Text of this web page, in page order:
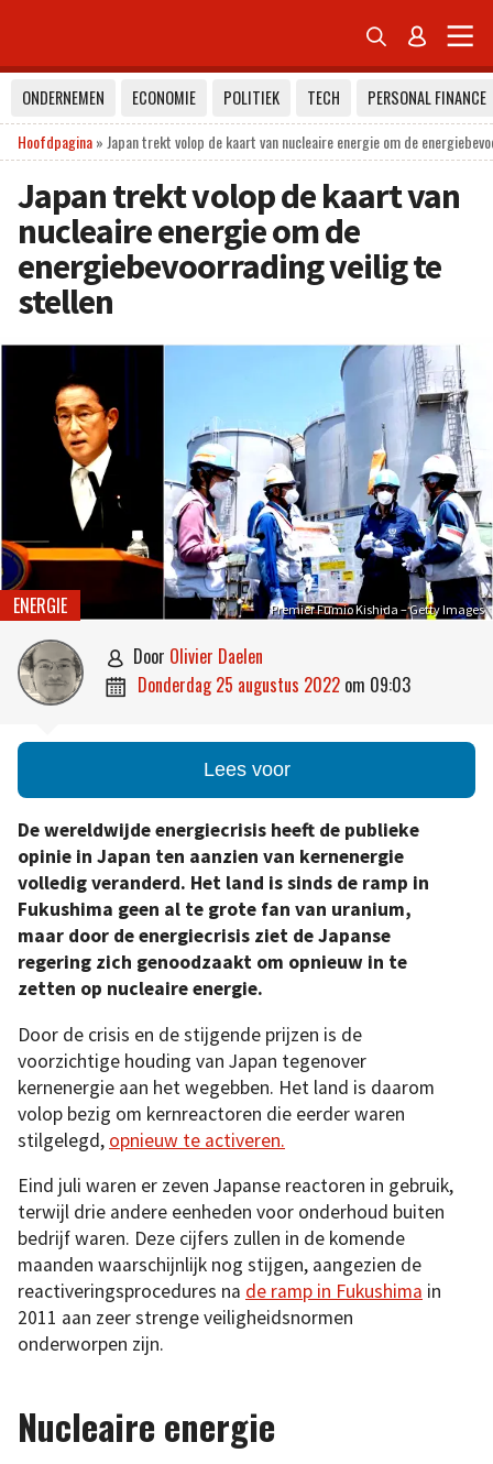
 
ONDERNEMEN ECONOMIE POLITIEK TECH
PERSONAL FINANCE
Hoofdpagina» Japan trekt volop de kaart van nucleaire energie om de
Japan trekt volop de kaart van
nucleaire energie om de
energiebevoorrading veilig te
stellen
Premier Fumio Kishida – Getty Images
ENERGIE
 door Olivier Daelen
 donderdag 25 augustus 2022 om 09:03
Lees voor
De wereldwijde energiecrisis heeft de publieke
opinie in Japan ten aanzien van kernenergie
volledig veranderd. Het land is sinds de ramp in
Fukushima geen al te grote fan van uranium,
maar door de energiecrisis ziet de Japanse
regering zich genoodzaakt om opnieuw in te
zetten op nucleaire energie.
Door de crisis en de stijgende prijzen is de
voorzichtige houding van Japan tegenover
kernenergie aan het wegebben. Het land is daarom
volop bezig om kernreactoren die eerder waren
stilgelegd, opnieuw te activeren.
Eind juli waren er zeven Japanse reactoren in gebruik,
terwijl drie andere eenheden voor onderhoud buiten
bedrijf waren. Deze cijfers zullen in de komende
maanden waarschijnlijk nog stijgen, aangezien de
reactiveringsprocedures na de ramp in Fukushima in
2011 aan zeer strenge veiligheidsnormen
onderworpen zijn.
Nucleaire energie